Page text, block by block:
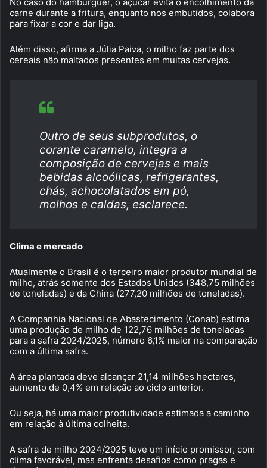
carne durante a fritura, enquanto nos embutidos, colabora
para fixar a cor e dar liga.
Além disso, afirma a Júlia Paiva, o milho faz parte dos
cereais não maltados presentes em muitas cervejas.
Outro de seus subprodutos, o
corante caramelo, integra a
composição de cervejas e mais
bebidas alcoólicas, refrigerantes,
chás, achocolatados em pó,
molhos e caldas, esclarece.
Clima e mercado
Atualmente o Brasil é o terceiro maior produtor mundial de
milho, atrás somente dos Estados Unidos (348,75 milhões
de toneladas) e da China (277,20 milhões de toneladas).
A Companhia Nacional de Abastecimento (Conab) estima
uma produção de milho de 122,76 milhões de toneladas
para a safra 2024/2025, número 6,1% maior na comparação
com a última safra.
A área plantada deve alcançar 21,14 milhões hectares,
aumento de 0,4% em relação ao ciclo anterior.
Ou seja, há uma maior produtividade estimada a caminho
em relação à última colheita.
A safra de milho 2024/2025 teve um início promissor, com
clima favorável, mas enfrenta desafios como pragas e